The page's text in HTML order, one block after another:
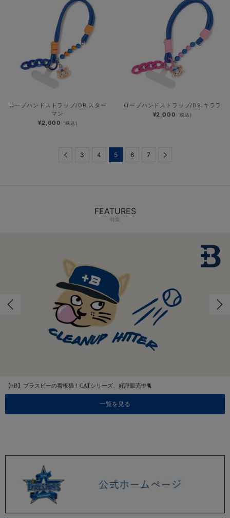
ロープハンドストラップ/DB.スター
マン
¥2,000 (税込)
ロープハンドストラップ/DB.キララ
¥2,000 (税込)
Previous
3 4 5 6 7
FEATURES
特集
【+B】プラスビーの看板猫！CATシリーズ、好評販売中🐈
一覧を見る